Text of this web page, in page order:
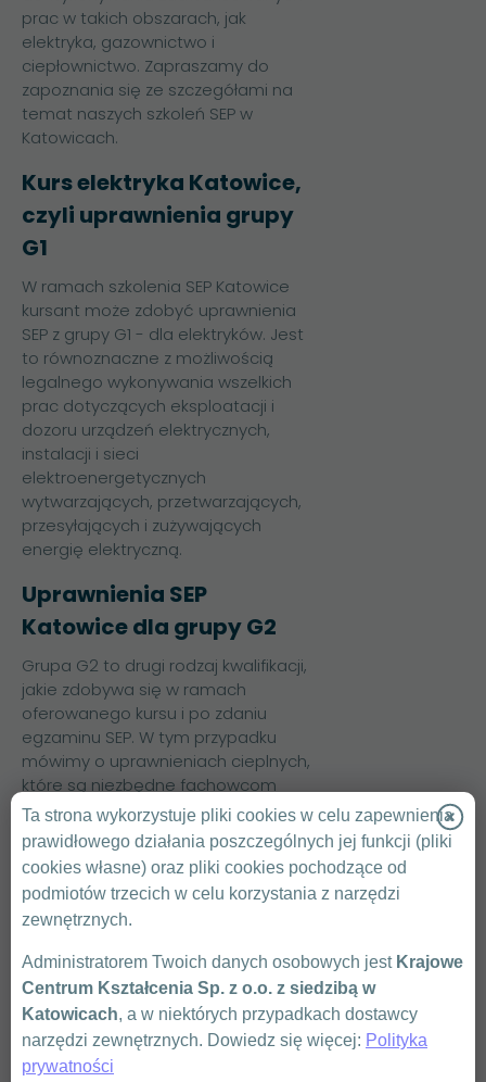
prac w takich obszarach, jak
elektryka, gazownictwo i
ciepłownictwo. Zapraszamy do
zapoznania się ze szczegółami na
temat naszych szkoleń SEP w
Katowicach.
Kurs elektryka Katowice,
czyli uprawnienia grupy
G1
W ramach szkolenia SEP Katowice
kursant może zdobyć uprawnienia
SEP z grupy G1 - dla elektryków. Jest
to równoznaczne z możliwością
legalnego wykonywania wszelkich
prac dotyczących eksploatacji i
dozoru urządzeń elektrycznych,
instalacji i sieci
elektroenergetycznych
wytwarzających, przetwarzających,
przesyłających i zużywających
energię elektryczną.
Uprawnienia SEP
Katowice dla grupy G2
Grupa G2 to drugi rodzaj kwalifikacji,
jakie zdobywa się w ramach
oferowanego kursu i po zdaniu
egzaminu SEP. W tym przypadku
mówimy o uprawnieniach cieplnych,
które są niezbędne fachowcom
pracującym przy eksploatacji,
dozorze urządzeń, instalacji i sieci
cieplnych wytwarzających,
przetwarzających, przesyłających i
zużywających ciepło.
Uprawnienia gazowe
Katowice
Ostatnia grupa kwalifikacji, G3,
obejmuje uprawnienia gazowe.
Pozwala to na legalne wykonywanie
Ta strona wykorzystuje pliki cookies w celu zapewnienia
prawidłowego działania poszczególnych jej funkcji (pliki
cookies własne) oraz pliki cookies pochodzące od
podmiotów trzecich w celu korzystania z narzędzi
zewnętrznych.
Administratorem Twoich danych osobowych jest Krajowe
Centrum Kształcenia Sp. z o.o. z siedzibą w
Katowicach, a w niektórych przypadkach dostawcy
narzędzi zewnętrznych. Dowiedz się więcej: Polityka
prywatności